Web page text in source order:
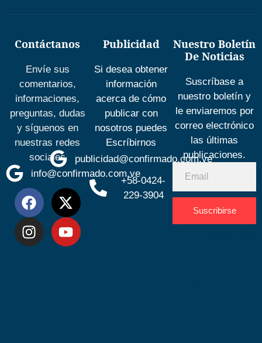
Contáctanos
Envíe sus
comentarios,
informaciones,
preguntas, dudas
y síguenos en
nuestras redes
sociales
info@confirmado.com.ve
Publicidad
Si desea obtener
información
acerca de cómo
publicar con
nosotros puedes
Escríbirnos
publicidad@confirmado.com.ve
+58-0424-
229-3904
Nuestro Boletín
De Noticias
Suscríbase a
nuestro boletín y
le enviaremos por
correo electrónico
las últimas
publicaciones.
Suscribirse